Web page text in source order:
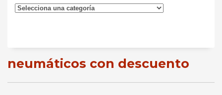
neumáticos con descuento